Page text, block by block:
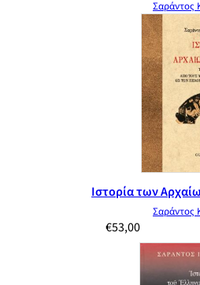
Σαράντος
Ιστορία των
Σαράντος
€53,00